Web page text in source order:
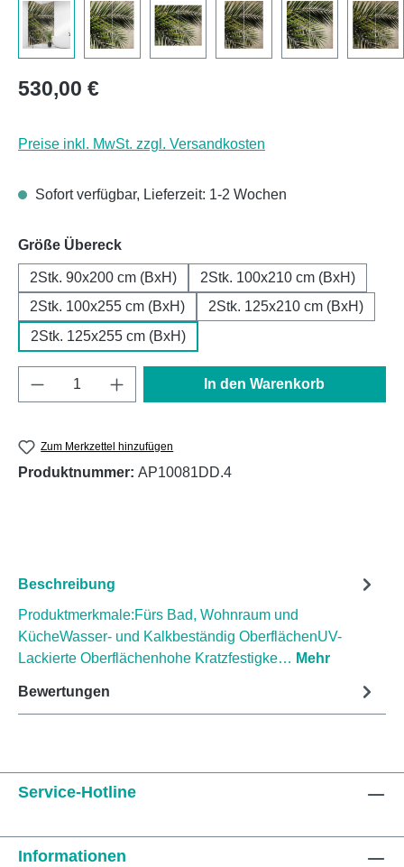
Regulärer Preis:
530,00 €
Preise inkl. MwSt. zzgl. Versandkosten
Sofort verfügbar, Lieferzeit: 1-2 Wochen
Größe Übereckauswählen
2Stk. 90x200 cm (BxH)
2Stk. 100x210 cm (BxH)
2Stk. 100x255 cm (BxH)
2Stk. 125x210 cm (BxH)
2Stk. 125x255 cm (BxH)
Produkt Anzahl: Gib den gewünschten
In den Warenkorb
Zum Merkzettel hinzufügen
Produktnummer: AP10081DD.4
Beschreibung
Produktmerkmale:Fürs Bad, Wohnraum und
KücheWasser- und Kalkbeständig OberflächenUV-
Lackierte Oberflächenhohe Kratzfestigke… Mehr
Bewertungen
Service-Hotline
Informationen